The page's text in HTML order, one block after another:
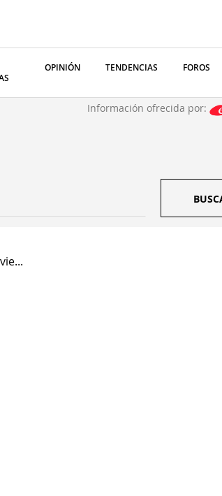
OPINIÓN TENDENCIAS FOROS
Información ofrecida por: